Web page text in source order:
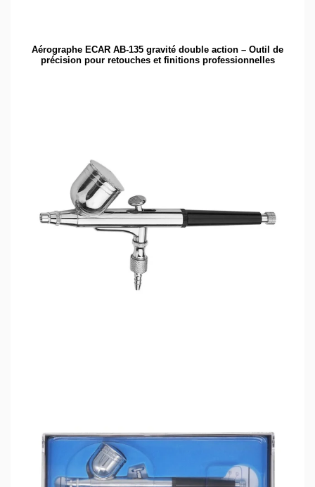
Aérographe ECAR AB-135 gravité double action – Outil de
précision pour retouches et finitions professionnelles